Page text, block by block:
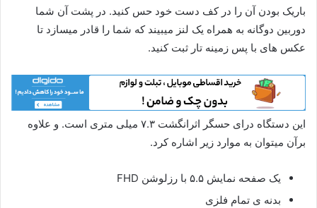
باریک بودن آن را در کف دست خود حس کنید. در پشت آن شما
دوربین دوگانه به همراه یک لنز میبیند که شما را قادر میسازد تا
عکس های با پس زمینه تار ثبت کنید.
این دستگاه درای حسگر اثرانگشت ۷.۳ میلی متری است. و علاوه
برآن میتوان به موارد زیر اشاره کرد.
یک صفحه نمایش ۵.۵ با رزلوشن FHD
بدنه ی تمام فلزی